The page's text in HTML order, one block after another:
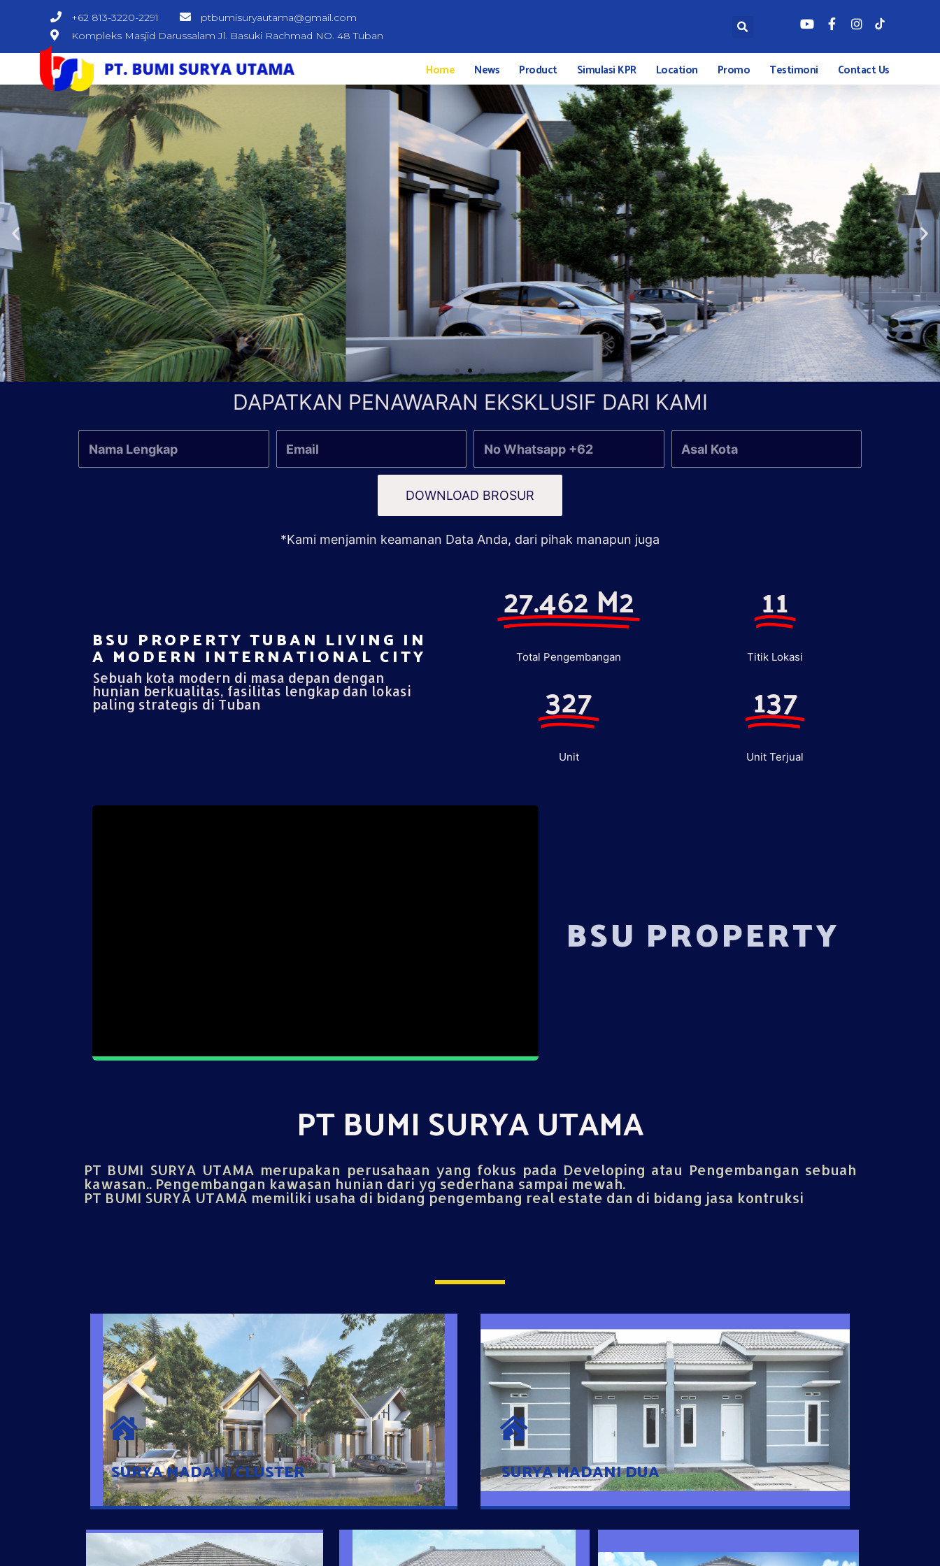
+62 813-3220-2291
ptbumisuryautama@gmail.com
Kompleks Masjid Darussalam Jl. Basuki Rachmad NO. 48 Tuban
Home News Product Simulasi KPR Location Promo Testimoni Contact Us
DAPATKAN PENAWARAN EKSKLUSIF DARI KAMI
DOWNLOAD BROSUR
*Kami menjamin keamanan Data Anda, dari pihak manapun juga
BSU PROPERTY TUBAN LIVING IN
A MODERN INTERNATIONAL CITY​
Sebuah kota modern di masa depan dengan
hunian berkualitas, fasilitas lengkap dan lokasi
paling strategis di Tuban
27.462 M2
Total Pengembangan
327
Unit
11
Titik Lokasi
137
Unit Terjual
BSU PROPERTY
PT BUMI SURYA UTAMA
PT BUMI SURYA UTAMA merupakan perusahaan yang fokus pada Developing atau Pengembangan sebuah
kawasan.. Pengembangan kawasan hunian dari yg sederhana sampai mewah.
PT BUMI SURYA UTAMA memiliki usaha di bidang pengembang real estate dan di bidang jasa kontruksi
SURYA MADANI CLUSTER
SURYA MADANI CLUSTER
Desain Modern Minimalis dengan Konsep Rumah Pintar
Sehingga Memudahkan Penghuni mengakses rumahnya dengan
Ponsel
SURYA MADANI DUA
SURYA MADANI DUA
Satu-satunya Hunian nyaman dengan harga subsidi hanya 100
jutaan dengan lokasi strategis di Tuban